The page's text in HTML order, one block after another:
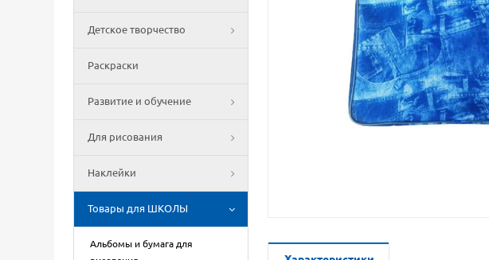
Детское творчество
Раскраски
Развитие и обучение
Для рисования
Наклейки
Товары для ШКОЛЫ
Альбомы и бумага для